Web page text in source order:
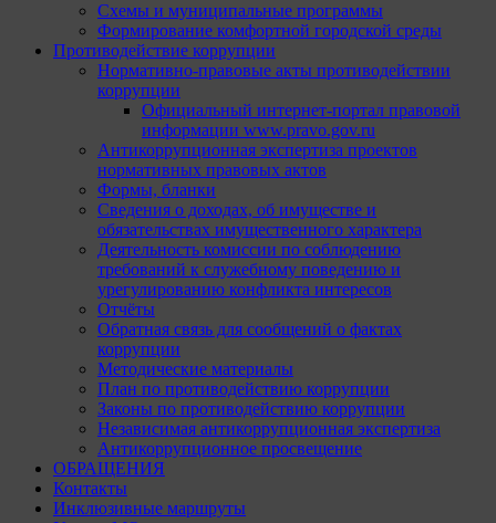
Схемы и муниципальные программы
Формирование комфортной городской среды
Противодействие коррупции
Нормативно-правовые акты противодействии
коррупции
Официальный интернет-портал правовой
информации www.pravo.gov.ru
Антикоррупционная экспертиза проектов
нормативных правовых актов
Формы, бланки
Сведения о доходах, об имуществе и
обязательствах имущественного характера
Деятельность комиссии по соблюдению
требований к служебному поведению и
урегулированию конфликта интересов
Отчёты
Обратная связь для сообщений о фактах
коррупции
Методические материалы
План по противодействию коррупции
Законы по противодействию коррупции
Независимая антикоррупционная экспертиза
Антикоррупционное просвещение
ОБРАЩЕНИЯ
Контакты
Инклюзивные маршруты